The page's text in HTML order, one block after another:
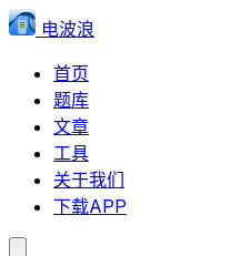
电波浪
首页
题库
文章
工具
关于我们
下载APP